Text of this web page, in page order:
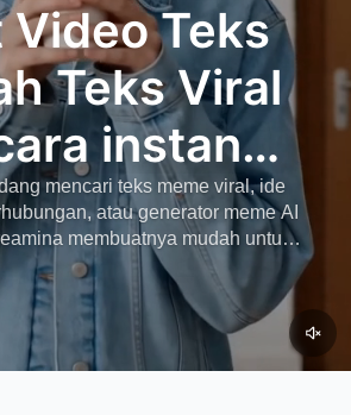
Video Teks
Teks Viral
instan
AI di
mencari teks meme viral, ide
atau generator meme AI
membuatnya mudah untuk
yang terasa asli dari budaya
internet saat ini.